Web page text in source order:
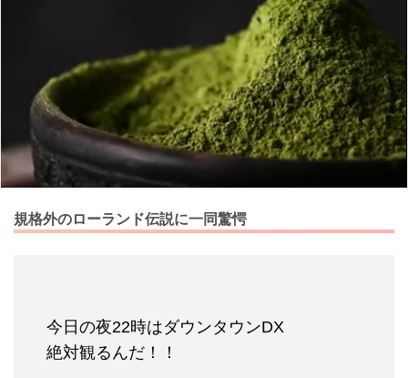
規格外のローランド伝説に一同驚愕
今日の夜22時はダウンタウンDX
絶対観るんだ！！